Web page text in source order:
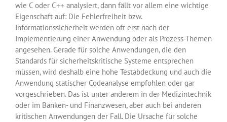
wie C oder C++ analysiert, dann fällt vor allem eine wichtige
Eigenschaft auf: Die Fehlerfreiheit bzw.
Informationssicherheit werden oft erst nach der
Implementierung einer Anwendung oder als Prozess-Themen
angesehen. Gerade für solche Anwendungen, die den
Standards für sicherheitskritische Systeme entsprechen
müssen, wird deshalb eine hohe Testabdeckung und auch die
Anwendung statischer Codeanalyse empfohlen oder gar
vorgeschrieben. Das ist unter anderem in der Medizintechnik
oder im Banken- und Finanzwesen, aber auch bei anderen
kritischen Anwendungen der Fall. Die Ursache für solche